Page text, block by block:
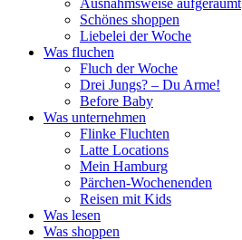
Ausnahmsweise aufgeräumt
Schönes shoppen
Liebelei der Woche
Was fluchen
Fluch der Woche
Drei Jungs? – Du Arme!
Before Baby
Was unternehmen
Flinke Fluchten
Latte Locations
Mein Hamburg
Pärchen-Wochenenden
Reisen mit Kids
Was lesen
Was shoppen